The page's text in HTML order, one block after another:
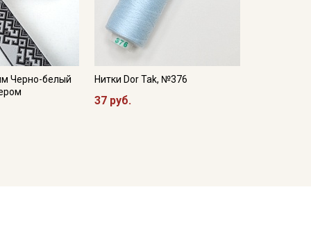
Черно-белый
Нитки Dor Tak, №376
37 руб.